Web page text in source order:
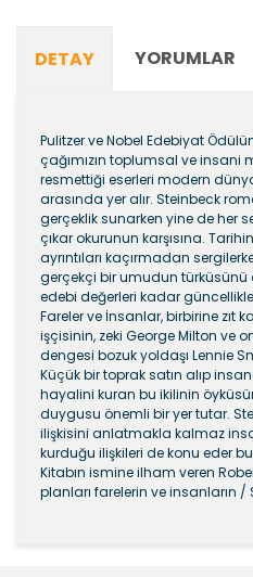
DETAY YORUMLAR
Pulitzer ve Nobel Edebiyat
çağımızın toplumsal ve insani
resmettiği eserleri modern
arasında yer alır. Steinbeck
gerçeklik sunarken yine de her
çıkar okurunun karşısına.
ayrıntıları kaçırmadan
gerçekçi bir umudun türküsünü
edebi değerleri kadar
Fareler ve İnsanlar, birbirine zıt
işçisinin, zeki George Milton ve
dengesi bozuk yoldaşı Lennie
Küçük bir toprak satın alıp
hayalini kuran bu ikilinin
duygusu önemli bir yer tutar.
ilişkisini anlatmakla kalmaz
kurduğu ilişkileri de konu eder
Kitabın ismine ilham veren
planları farelerin ve insanların /